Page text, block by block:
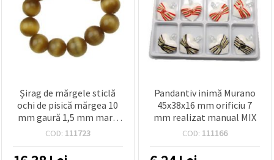
Șirag de mărgele sticlă
ochi de pisică mărgea 10
mm gaură 1,5 mm maro
deschis ~ 40 bucăți
COD: 111723
Pandantiv inimă Murano
45x38x16 mm orificiu 7
mm realizat manual MIX
COD: 111166